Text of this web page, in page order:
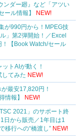
ンダー廻』など「アツい
ール情報】 NEW!
が990円から！MPEG技
」第2弾開始！／Excel
【Book Watch/セール
トAIが動く！
てみた NEW!
最安17,820円！
情報】 NEW!
2021」のサポート終
日から販売／1年目は1
移行への“橋渡し” NEW!